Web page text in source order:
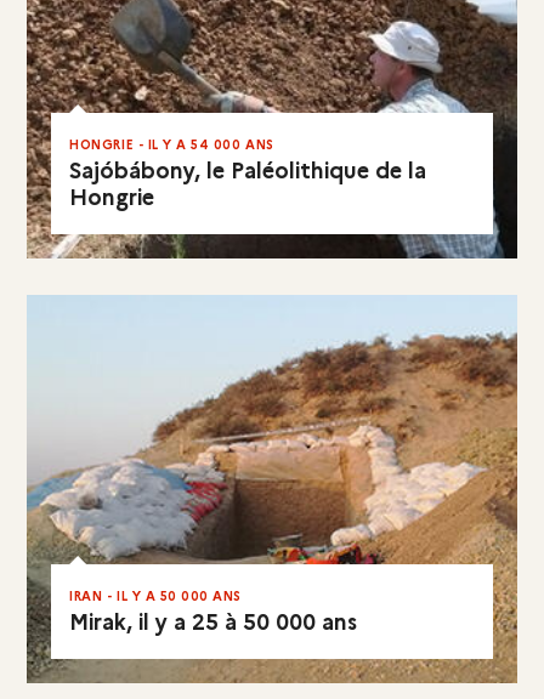
Sajóbábony, le Paléolithique de la
Hongrie
HONGRIE - IL Y A 54 000 ANS
EN RÉSUMÉ
Mirak, il y a 25 à 50 000 ans
IRAN - IL Y A 50 000 ANS
EN RÉSUMÉ